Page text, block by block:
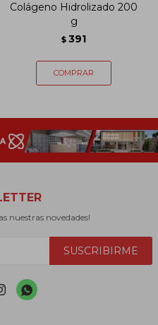
Colágeno Hidrolizado 200
g
$ 391
nuestras novedades!
SUSCRIBIRME
